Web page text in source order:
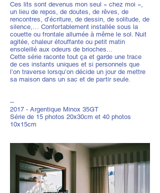
Ces lits sont devenus mon seul « chez moi »,
un lieu de repos, de doutes, de rêves, de
rencontres, d’écriture, de dessin, de solitude, de
silence,… Confortablement installée sous la
couette ou frontale allumée à même le sol. Nuit
agitée, chaleur étouffante ou petit matin
ensoleillé aux odeurs de brioches...
Cette série raconte tout ça et garde une trace
de ces instants uniques et si personnels que
l’on traverse lorsqu’on décide un jour de mettre
sa maison dans un sac et de partir seule.
--
2017 - Argentique Minox 35GT
Série de 15 photos 20x30cm et 40 photos
10x15cm